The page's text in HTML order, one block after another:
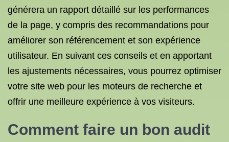
générera un rapport détaillé sur les performances
de la page, y compris des recommandations pour
améliorer son référencement et son expérience
utilisateur. En suivant ces conseils et en apportant
les ajustements nécessaires, vous pourrez optimiser
votre site web pour les moteurs de recherche et
offrir une meilleure expérience à vos visiteurs.
Comment faire un bon audit